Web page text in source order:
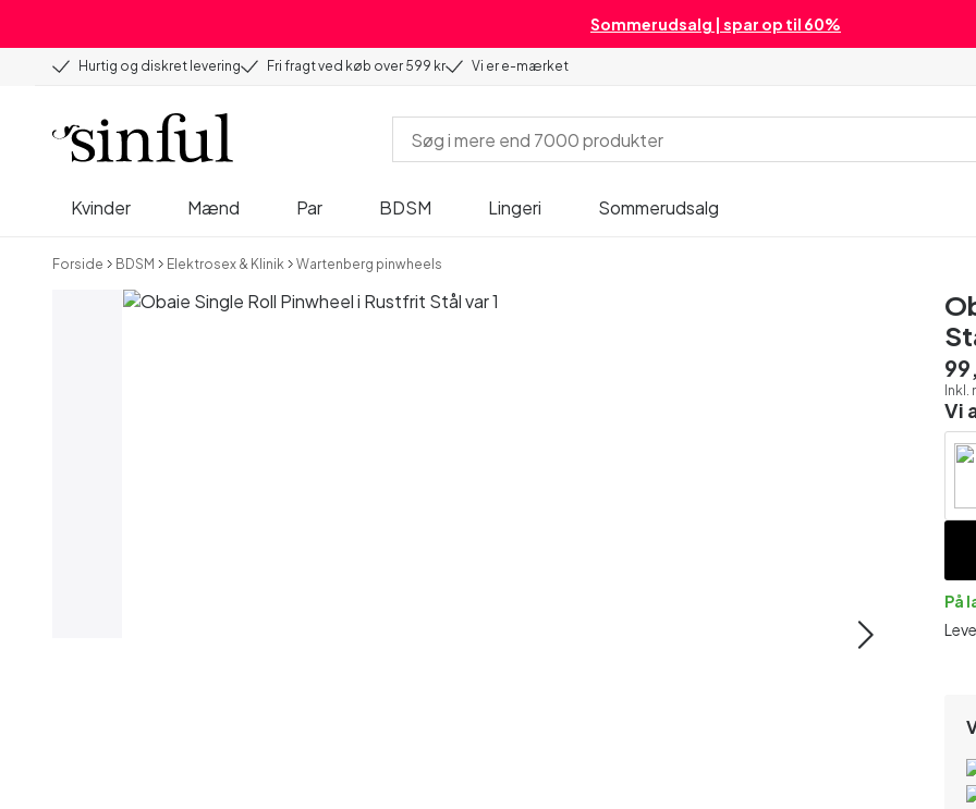
Sommerudsalg | spar op til 60%
Hurtig og diskret levering Fri fragt ved køb over 599 kr Vi er e-mærket
Kvinder Mænd Par BDSM Lingeri Sommerudsalg
Forside BDSM Elektrosex & Klinik Wartenberg pinwheels
Inkl.
Vi
På